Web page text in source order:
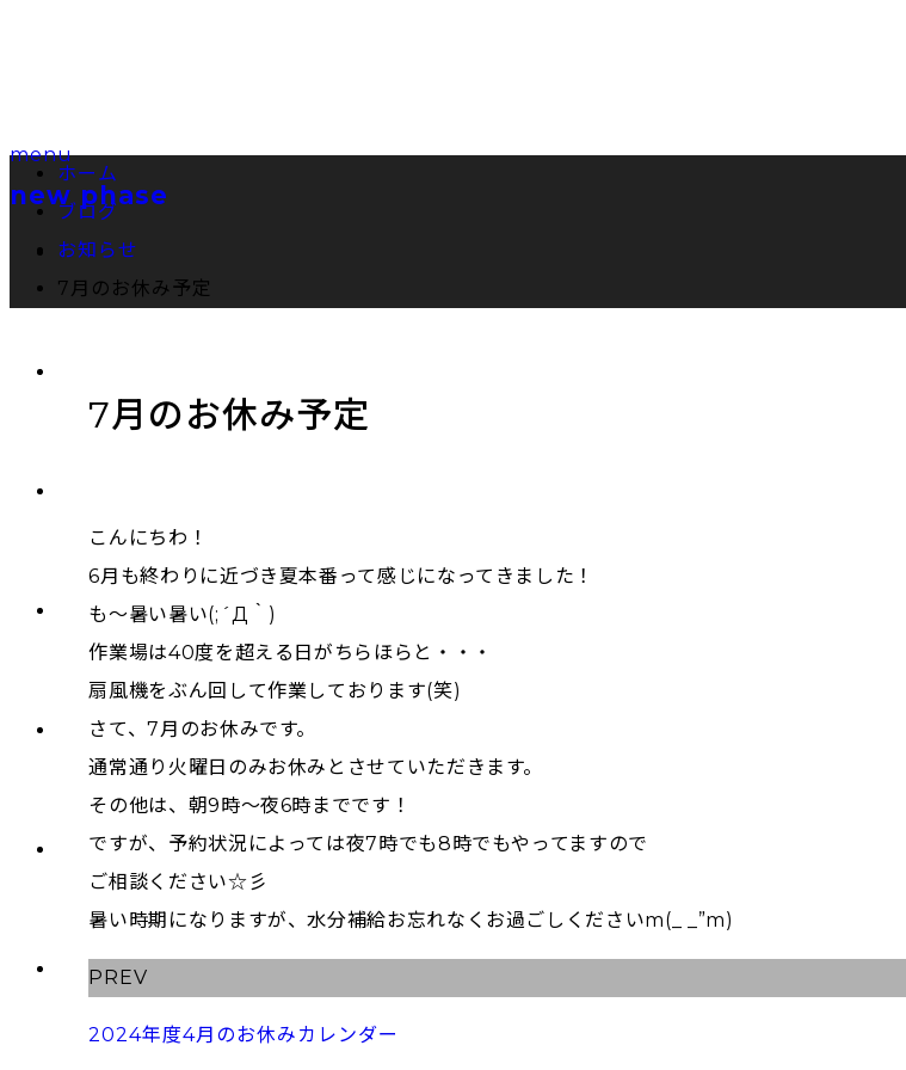
menu
ホーム
ブログ
お知らせ
7月のお休み予定
7月のお休み予定
こんにちわ！
6月も終わりに近づき夏本番って感じになってきました！
も～暑い暑い(;´Д｀)
作業場は40度を超える日がちらほらと・・・
扇風機をぶん回して作業しております(笑)
さて、7月のお休みです。
通常通り火曜日のみお休みとさせていただきます。
その他は、朝9時～夜6時までです！
ですが、予約状況によっては夜7時でも8時でもやってますので
ご相談ください☆彡
暑い時期になりますが、水分補給お忘れなくお過ごしくださいm(_ _”m)
PREV
2024年度4月のお休みカレンダー